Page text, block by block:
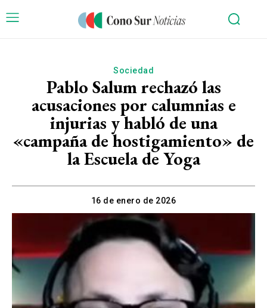
Sociedad
Pablo Salum rechazó las
acusaciones por calumnias e
injurias y habló de una
«campaña de hostigamiento» de
la Escuela de Yoga
16 de enero de 2026